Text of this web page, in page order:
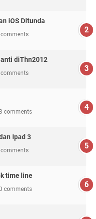
iOS Ditunda
diThn2012
comments
Ipad 3
comments
time line
comments